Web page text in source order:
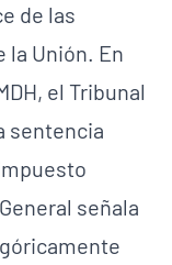
de las
la Unión. En
el Tribunal
sentencia
señala